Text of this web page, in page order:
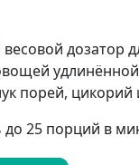
дозатор
порей, цикорий
25 порций в